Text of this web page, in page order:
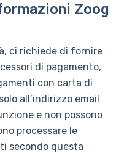
Zoog
ci richiede di fornire
di pagamento,
con carta di
all’indirizzo email
e non possono
processare le
secondo questa